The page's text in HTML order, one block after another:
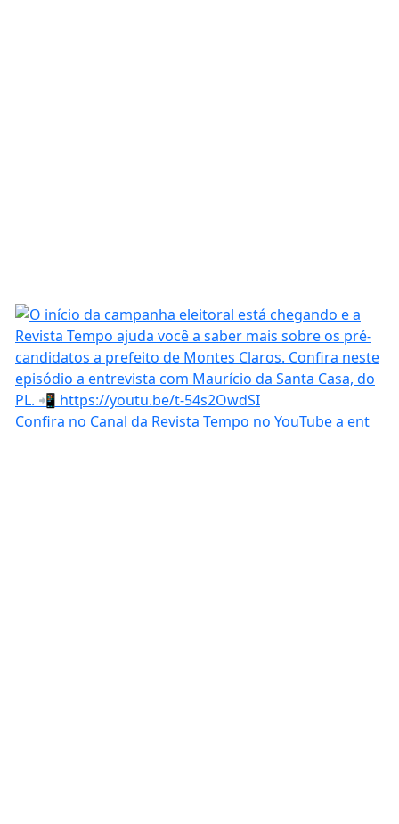
Confira no Canal da Revista Tempo no YouTube a ent